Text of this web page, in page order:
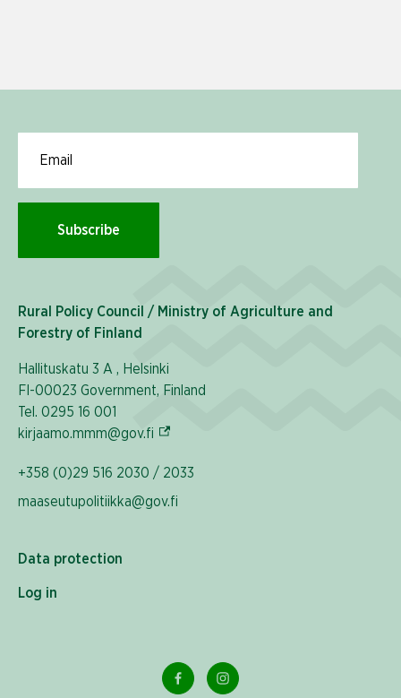
Subscribe
Rural Policy Council / Ministry of Agriculture and
Forestry of Finland
Hallituskatu 3 A , Helsinki
FI-00023 Government, Finland
Tel. 0295 16 001
kirjaamo.mmm@gov.fi (External link)
+358 (0)29 516 2030 / 2033
maaseutupolitiikka@gov.fi
Data protection
Log in